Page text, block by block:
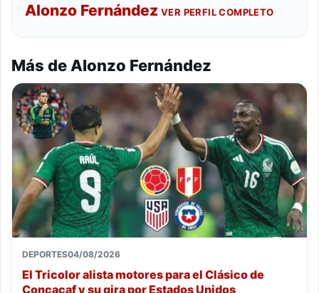
Alonzo Fernández VER PERFIL COMPLETO
Más de Alonzo Fernández
DEPORTES04/08/2026
El Tricolor alista motores para el Clásico de
Concacaf y su gira por Estados Unidos